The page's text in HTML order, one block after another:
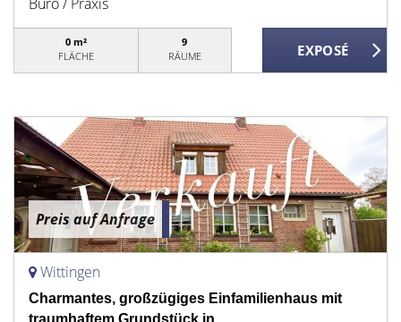
0 m²
FLÄCHE
9
RÄUME
Preis auf Anfrage
Wittingen
Charmantes, großzügiges Einfamilienhaus mit
traumhaftem Grundstück in